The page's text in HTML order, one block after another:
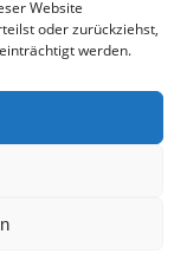
Website
oder zurückziehst,
werden.